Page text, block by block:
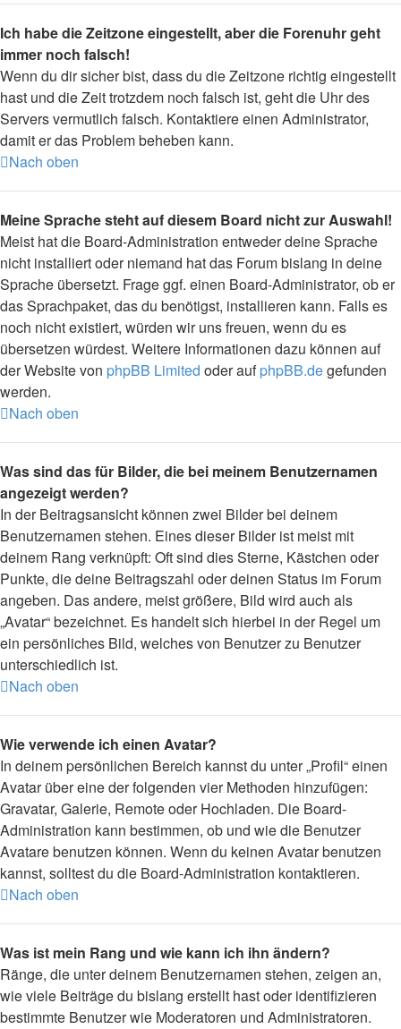
Ich habe die Zeitzone eingestellt, aber die Forenuhr geht
immer noch falsch!
Wenn du dir sicher bist, dass du die Zeitzone richtig eingestellt
hast und die Zeit trotzdem noch falsch ist, geht die Uhr des
Servers vermutlich falsch. Kontaktiere einen Administrator,
damit er das Problem beheben kann.
Nach oben
Meine Sprache steht auf diesem Board nicht zur Auswahl!
Meist hat die Board-Administration entweder deine Sprache
nicht installiert oder niemand hat das Forum bislang in deine
Sprache übersetzt. Frage ggf. einen Board-Administrator, ob er
das Sprachpaket, das du benötigst, installieren kann. Falls es
noch nicht existiert, würden wir uns freuen, wenn du es
übersetzen würdest. Weitere Informationen dazu können auf
der Website von phpBB Limited oder aufphpBB.degefunden
werden.
Nach oben
Was sind das für Bilder, die bei meinem Benutzernamen
angezeigt werden?
In der Beitragsansicht können zwei Bilder bei deinem
Benutzernamen stehen. Eines dieser Bilder ist meist mit
deinem Rang verknüpft: Oft sind dies Sterne, Kästchen oder
Punkte, die deine Beitragszahl oder deinen Status im Forum
angeben. Das andere, meist größere, Bild wird auch als
„Avatar“ bezeichnet. Es handelt sich hierbei in der Regel um
ein persönliches Bild, welches von Benutzer zu Benutzer
unterschiedlich ist.
Nach oben
Wie verwende ich einen Avatar?
In deinem persönlichen Bereich kannst du unter „Profil“ einen
Avatar über eine der folgenden vier Methoden hinzufügen:
Gravatar, Galerie, Remote oder Hochladen. Die Board-
Administration kann bestimmen, ob und wie die Benutzer
Avatare benutzen können. Wenn du keinen Avatar benutzen
kannst, solltest du die Board-Administration kontaktieren.
Nach oben
Was ist mein Rang und wie kann ich ihn ändern?
Ränge, die unter deinem Benutzernamen stehen, zeigen an,
wie viele Beiträge du bislang erstellt hast oder identifizieren
bestimmte Benutzer wie Moderatoren und Administratoren.